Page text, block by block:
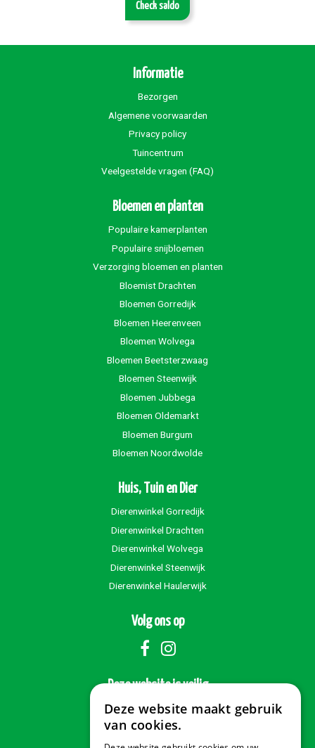
Check saldo
Informatie
Bezorgen
Algemene voorwaarden
Privacy policy
Tuincentrum
Veelgestelde vragen (FAQ)
Bloemen en planten
Populaire kamerplanten
Populaire snijbloemen
Verzorging bloemen en planten
Bloemist Drachten
Bloemen Gorredijk
Bloemen Heerenveen
Bloemen Wolvega
Bloemen Beetsterzwaag
Bloemen Steenwijk
Bloemen Jubbega
Bloemen Oldemarkt
Bloemen Burgum
Bloemen Noordwolde
Huis, Tuin en Dier
Dierenwinkel Gorredijk
Dierenwinkel Drachten
Dierenwinkel Wolvega
Dierenwinkel Steenwijk
Dierenwinkel Haulerwijk
Volg ons op
Deze website is veilig
Deze website maakt gebruik
van cookies.